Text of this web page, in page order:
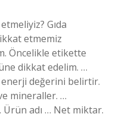
Gıda
etmemiz
Öncelikle etikette
dikkat edelim. …
enerji değerini belirtir.
mineraller. …
adı … Net miktar.